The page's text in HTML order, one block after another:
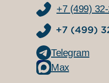
+7 (499)
Telegram
Max